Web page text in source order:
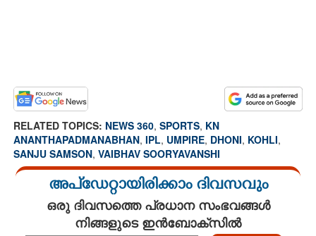
RELATED TOPICS: NEWS 360, SPORTS, KN
ANANTHAPADMANABHAN, IPL, UMPIRE, DHONI, KOHLI,
SANJU SAMSON, VAIBHAV SOORYAVANSHI
അപ്ഡേറ്റായിരിക്കാം ദിവസവും
ഒരു ദിവസത്തെ പ്രധാന സംഭവങ്ങൾ
നിങ്ങളുടെ ഇൻബോക്സിൽ